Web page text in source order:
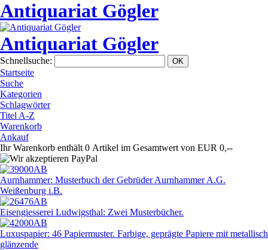
Antiquariat Gögler
Antiquariat Gögler
Schnellsuche:
Startseite
Suche
Kategorien
Schlagwörter
Titel A-Z
Warenkorb
Ankauf
Ihr Warenkorb enthält 0 Artikel im Gesamtwert von EUR 0,--
Aurnhammer: Musterbuch der Gebrüder Aurnhammer A.G.
Weißenburg i.B.
Eisengiesserei Ludwigsthal: Zwei Musterbücher.
Luxuspapier: 46 Papiermuster. Farbige, geprägte Papiere mit metallisch
glänzende